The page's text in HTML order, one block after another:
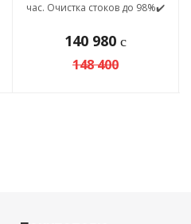
час. Очистка стоков до 98%✔️
140 980 c
148 400